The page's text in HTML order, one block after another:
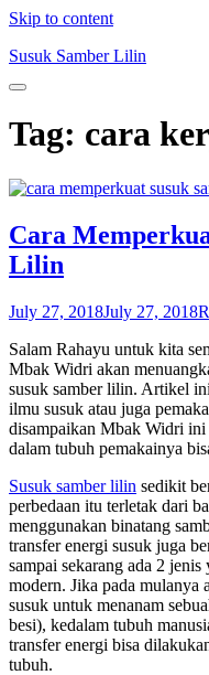
Skip to content
Susuk Samber Lilin
Tag: cara
Cara
Lilin
July 27, 2018July 27, 2018
Salam Rahayu untuk kita
Mbak Widri akan
susuk samber lilin. Artikel
ilmu susuk atau juga
disampaikan Mbak Widri ini
dalam tubuh pemakainya
Susuk samber lilin sedikit
perbedaan itu terletak dari
menggunakan binatang
transfer energi susuk juga
sampai sekarang ada 2 jenis
modern. Jika pada mulanya
susuk untuk menanam
besi), kedalam tubuh
transfer energi bisa
tubuh.